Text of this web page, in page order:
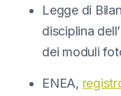
Legge di
disciplina
dei moduli
ENEA,